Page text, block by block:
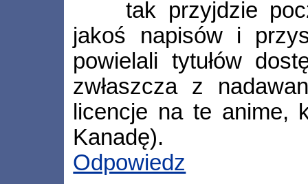
tak przyjdzie
jakoś napisów i
powielali tytułów
zwłaszcza z
licencje na te anime,
Kanadę).
Odpowiedz